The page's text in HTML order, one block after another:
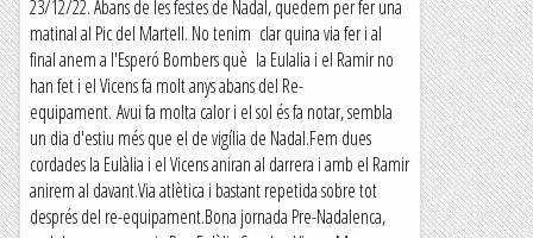
23/12/22. Abans de les festes de Nadal, quedem per fer una
matinal al Pic del Martell. No tenim clar quina via fer i al
final anem a l'Esperó Bombers què la Eulalia i el Ramir no
han fet i el Vicens fa molt anys abans del Re-
equipament. Avui fa molta calor i el sol és fa notar, sembla
un dia d'estiu més que el de vigília de Nadal.Fem dues
cordades la Eulàlia i el Vicens aniran al darrera i amb el Ramir
anirem al davant.Via atlètica i bastant repetida sobre tot
després del re-equipament.Bona jornada Pre-Nadalenca,